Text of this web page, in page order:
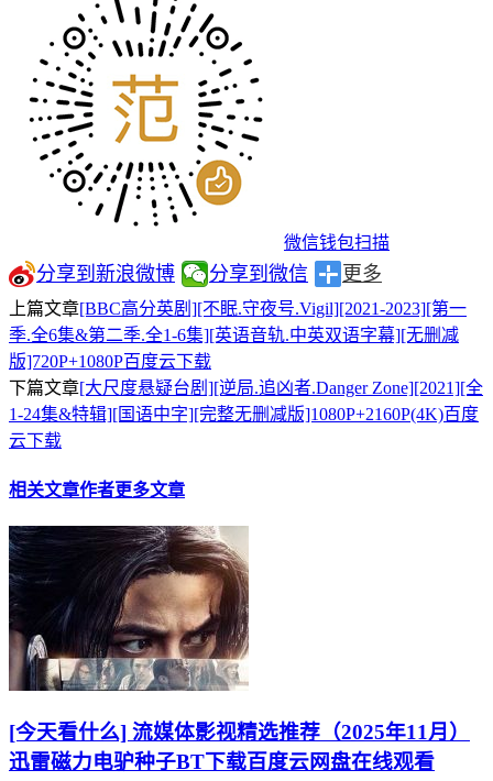
微信钱包扫描
分享到新浪微博 分享到微信 更多
上篇文章[BBC高分英剧][不眠.守夜号.Vigil][2021-2023][第一
季.全6集&第二季.全1-6集][英语音轨.中英双语字幕][无删减
版]720P+1080P百度云下载
下篇文章[大尺度悬疑台剧][逆局.追凶者.Danger Zone][2021][全
1-24集&特辑][国语中字][完整无删减版]1080P+2160P(4K)百度
云下载
相关文章作者更多文章
[今天看什么] 流媒体影视精选推荐（2025年11月）
迅雷磁力电驴种子BT下载百度云网盘在线观看